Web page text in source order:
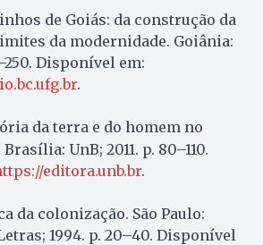
de Goiás: da construção da
da modernidade. Goiânia:
Disponível em:
.
da terra e do homem no
UnB; 2011. p. 80–110.
editora.unb.br.
da colonização. São Paulo:
1994. p. 20–40. Disponível